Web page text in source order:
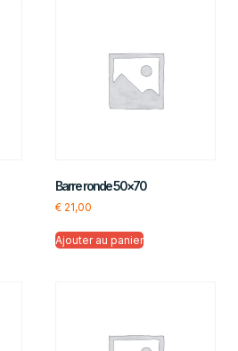
Barre ronde 50×70
€21,00
Ajouter au panier